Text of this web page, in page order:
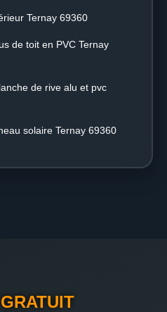
Ternay 69360
de toit en PVC Ternay
de rive alu et pvc
solaire Ternay 69360
GRATUIT